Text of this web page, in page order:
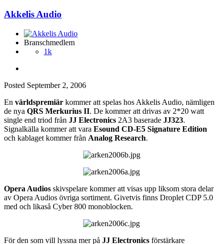
Akkelis Audio
Branschmedlem
1k
Posted September 2, 2006
En världspremiär kommer att spelas hos Akkelis Audio, nämligen
de nya QRS Merkurius II. De kommer att drivas av 2*20 watt
single end triod från JJ Electronics 2A3 baserade JJ323.
Signalkälla kommer att vara Esound CD-E5 Signature Edition
och kablaget kommer från Analog Research.
Opera Audios skivspelare kommer att visas upp liksom stora delar
av Opera Audios övriga sortiment. Givetvis finns Droplet CDP 5.0
med och likaså Cyber 800 monoblocken.
För den som vill lyssna mer på JJ Electronics förstärkare